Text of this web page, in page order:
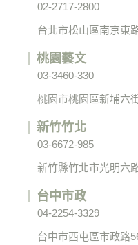
02-2717-2800
台北市松山區南京東
桃園藝文
03-3460-330
桃園市桃園區新埔六
新竹竹北
03-6672-985
新竹縣竹北市光明六
台中市政
04-2254-3329
台中市西屯區市政路